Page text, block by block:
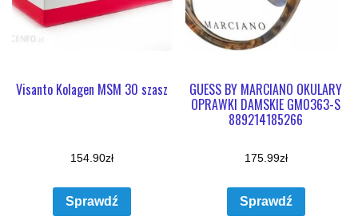
Visanto Kolagen MSM 30 szasz
154.90zł
Sprawdź
GUESS BY MARCIANO OKULARY
OPRAWKI DAMSKIE GM0363-S
889214185266
175.99zł
Sprawdź